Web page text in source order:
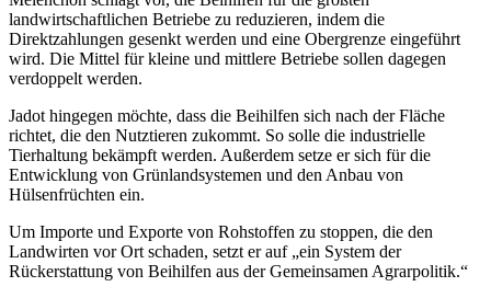
landwirtschaftlichen Betriebe zu reduzieren, indem die
Direktzahlungen gesenkt werden und eine Obergrenze eingeführt
wird. Die Mittel für kleine und mittlere Betriebe sollen dagegen
verdoppelt werden.
Jadot hingegen möchte, dass die Beihilfen sich nach der Fläche
richtet, die den Nutztieren zukommt. So solle die industrielle
Tierhaltung bekämpft werden. Außerdem setze er sich für die
Entwicklung von Grünlandsystemen und den Anbau von
Hülsenfrüchten ein.
Um Importe und Exporte von Rohstoffen zu stoppen, die den
Landwirten vor Ort schaden, setzt er auf „ein System der
Rückerstattung von Beihilfen aus der Gemeinsamen Agrarpolitik.“